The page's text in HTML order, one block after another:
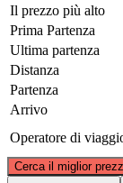
Il prezzo più alto
Prima Partenza
Ultima partenza
Distanza
Partenza
Arrivo
Operatore di
Cerca il miglior